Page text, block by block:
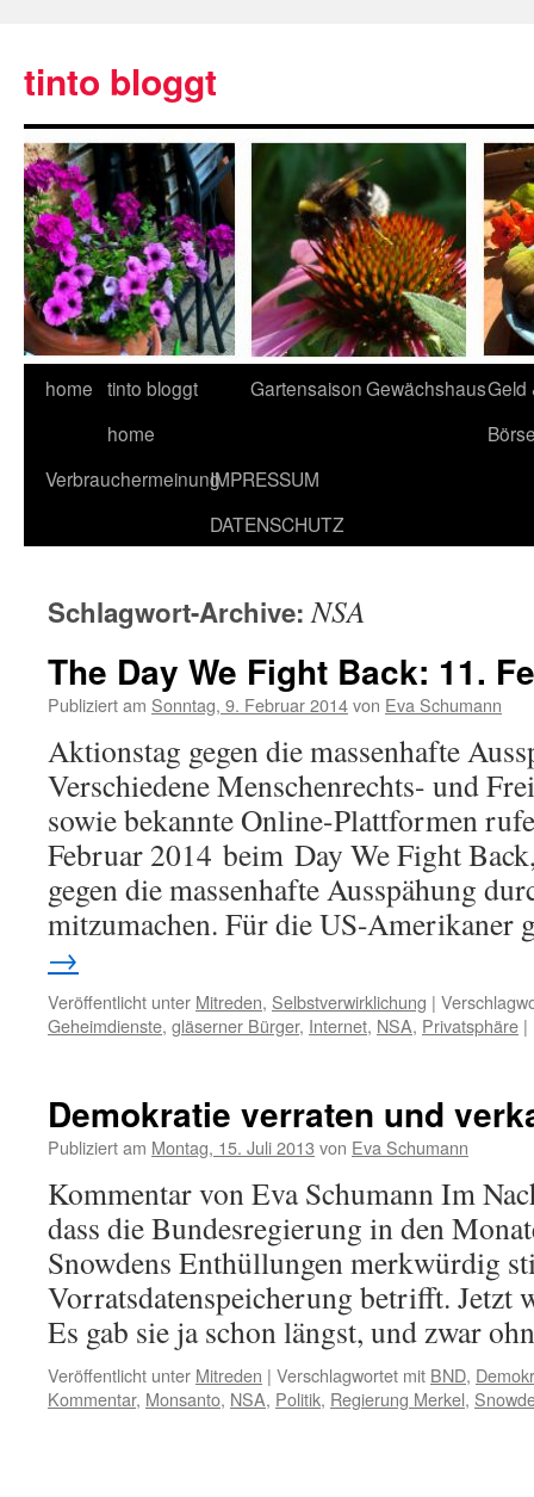
tinto bloggt
home tinto bloggt
home
GartensaisonGewächshausGeld
VerbrauchermeinungIMPRESSUM
DATENSCHUTZ
Schlagwort-Archive:NSA
The Day We Fight Back: 11.
Publiziert am Sonntag, 9. Februar 2014von Eva Schumann
Aktionstag gegen die massenhafte
Verschiedene Menschenrechts- und
sowie bekannte Online-Plattformen
Februar 2014 beim Day We Fight
gegen die massenhafte Ausspähung
mitzumachen. Für die US-
→
Veröffentlicht unter Mitreden, Selbstverwirklichung |
Geheimdienste, gläserner Bürger, Internet, NSA, Privatsphäre |
Demokratie verraten und
Publiziert am Montag, 15. Juli 2013 von Eva Schumann
Kommentar von Eva Schumann Im
dass die Bundesregierung in den
Snowdens Enthüllungen merkwürdig
Vorratsdatenspeicherung betrifft. Jetzt
Es gab sie ja schon längst, und zwar
Veröffentlicht unter Mitreden | Verschlagwortet mit BND,
Kommentar, Monsanto, NSA, Politik, Regierung Merkel,